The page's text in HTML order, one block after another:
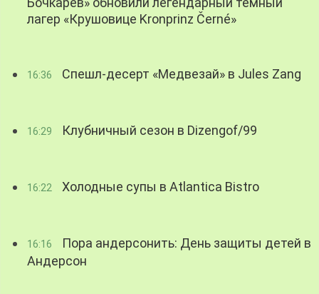
лагер «Крушовице Kronprinz Černé»
16:36 Спешл-десерт «Медвезай» в Jules Zang
16:29 Клубничный сезон в Dizengof/99
16:22 Холодные супы в Atlantica Bistro
16:16
Пора андерсонить: День защиты детей в
Андерсон